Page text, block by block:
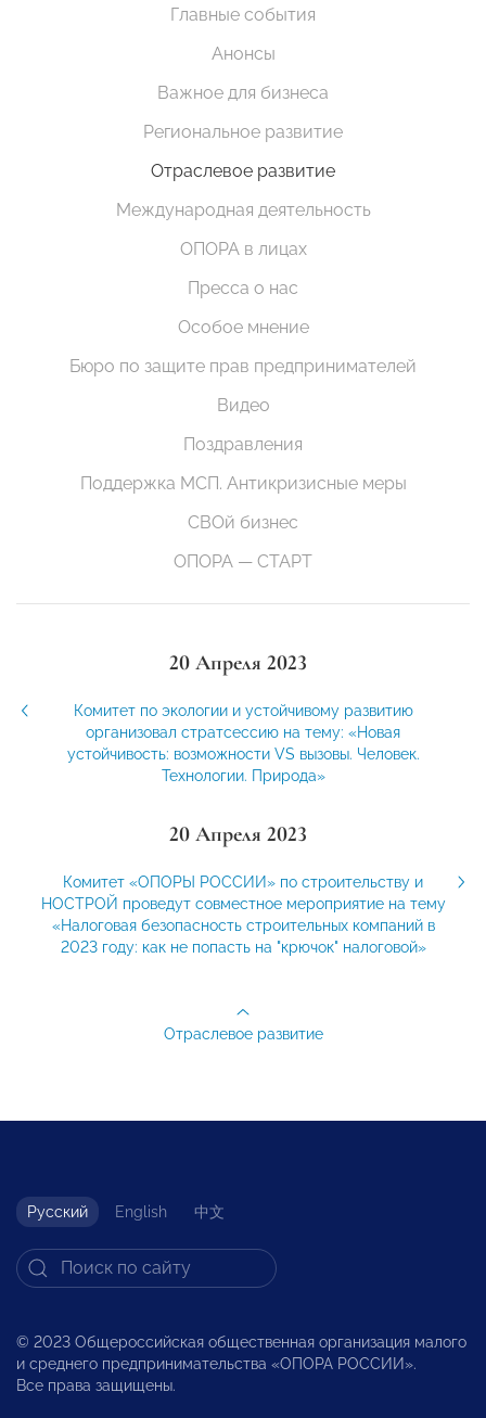
Главные события
Анонсы
Важное для бизнеса
Региональное развитие
Отраслевое развитие
Международная деятельность
ОПОРА в лицах
Пресса о нас
Особое мнение
Бюро по защите прав предпринимателей
Видео
Поздравления
Поддержка МСП. Антикризисные меры
СВОй бизнес
ОПОРА — СТАРТ
20 Апреля 2023
Комитет по экологии и устойчивому развитию
организовал стратсессию на тему: «Новая
устойчивость: возможности VS вызовы. Человек.
Технологии. Природа»
20 Апреля 2023
Комитет «ОПОРЫ РОССИИ» по строительству и
НОСТРОЙ проведут совместное мероприятие на тему
«Налоговая безопасность строительных компаний в
2023 году: как не попасть на "крючок" налоговой»
Отраслевое развитие
Русский English 中文
© 2023 Общероссийская общественная организация малого
и среднего предпринимательства «ОПОРА РОССИИ».
Все права защищены.